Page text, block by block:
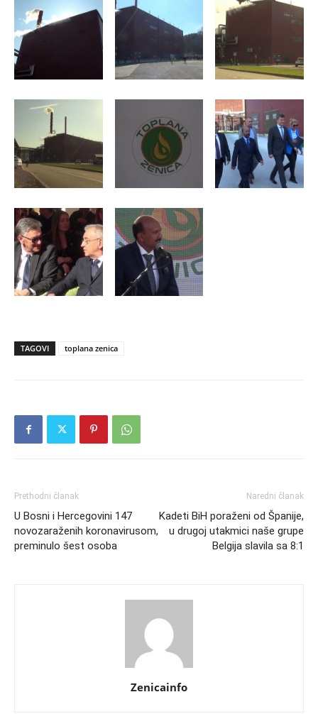
TAGOVI toplana zenica
Prethodni članak
U Bosni i Hercegovini 147
novozaraženih koronavirusom,
preminulo šest osoba
Naredni članak
Kadeti BiH poraženi od Španije,
u drugoj utakmici naše grupe
Belgija slavila sa 8:1
Zenicainfo